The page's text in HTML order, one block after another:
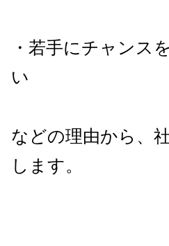
・若手にチャンス
い
などの理由から、
します。